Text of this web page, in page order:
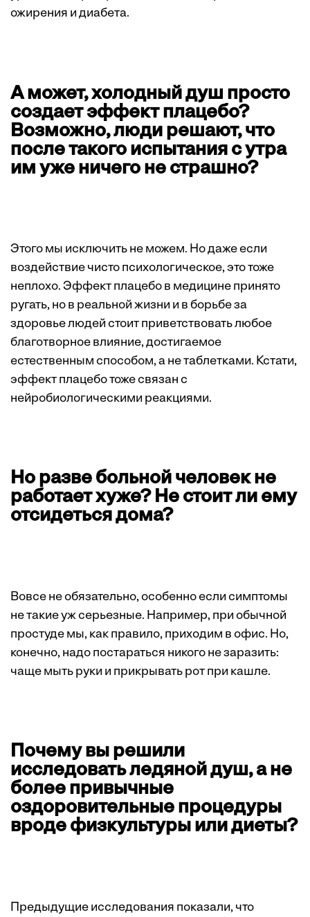
ожирения и диабета.
А может, холодный душ просто
создает эффект плацебо?
Возможно, люди решают, что
после такого испытания с утра
им уже ничего не страшно?
Этого мы исключить не можем. Но даже если
воздействие чисто психологическое, это тоже
неплохо. Эффект плацебо в медицине принято
ругать, но в реальной жизни и в борьбе за
здоровье людей стоит приветствовать любое
благотворное влияние, достигаемое
естественным способом, а не таблетками. Кстати,
эффект плацебо тоже связан с
нейробиологическими реакциями.
Но разве больной человек не
работает хуже? Не стоит ли ему
отсидеться дома?
Вовсе не обязательно, особенно если симптомы
не такие уж серьезные. Например, при обычной
простуде мы, как правило, приходим в офис. Но,
конечно, надо постараться никого не заразить:
чаще мыть руки и прикрывать рот при кашле.
Почему вы решили
исследовать ледяной душ, а не
более привычные
оздоровительные процедуры
вроде физкультуры или диеты?
Предыдущие исследования показали, что